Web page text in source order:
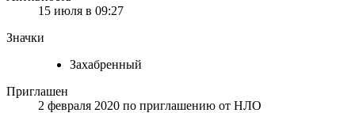
15 июля в 09:27
Значки
Захабренный
Приглашен
2 февраля 2020 по приглашению от НЛО